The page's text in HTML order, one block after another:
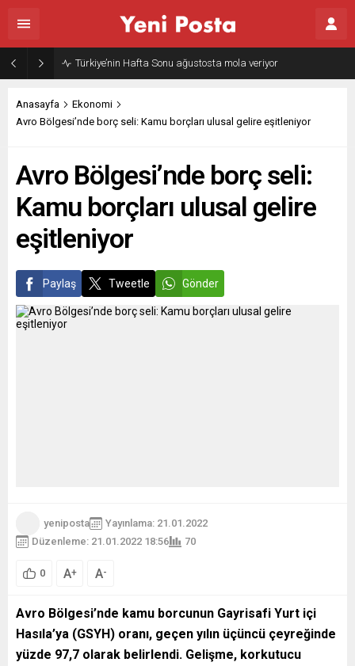
Türkiye’nin Hafta Sonu ağustosta mola veriyor
Anasayfa
Ekonomi
Avro Bölgesi’nde borç seli: Kamu borçları ulusal gelire eşitleniyor
Avro Bölgesi’nde borç seli:
Kamu borçları ulusal gelire
eşitleniyor
Paylaş Tweetle Gönder
yeniposta
Yayınlama: 21.01.2022
Düzenleme: 21.01.2022 18:56
70
0 A+ A-
Avro Bölgesi’nde kamu borcunun Gayrisafi Yurt içi
Hasıla’ya (GSYH) oranı, geçen yılın üçüncü çeyreğinde
yüzde 97,7 olarak belirlendi. Gelişme, korkutucu